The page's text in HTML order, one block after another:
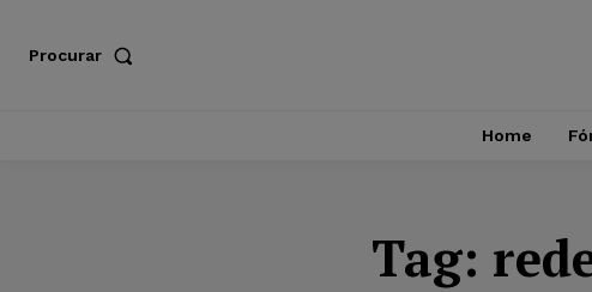
Procurar
Home
Tag: